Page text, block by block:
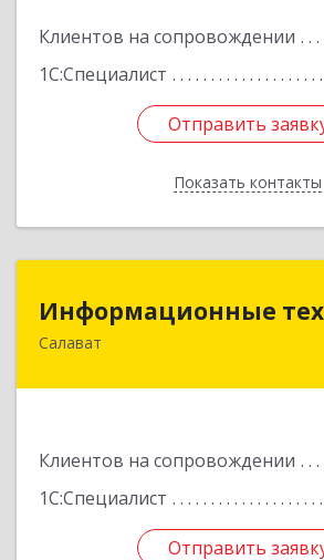
Клиентов на сопровождении
1С:Специалист
Отправить
Показать контакты
Отправить
Назад
Информационные
Салават
Клиентов на сопровождении
1С:Специалист
Отправить
Информационные
Отправить